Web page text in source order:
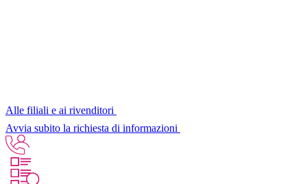
Alle filiali e ai rivenditori
Avvia subito la richiesta di informazioni